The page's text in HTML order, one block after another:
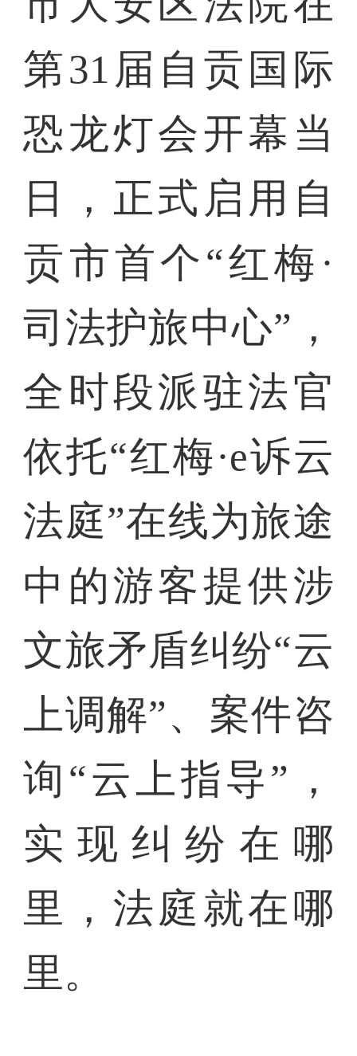
第31届自贡国际
恐龙灯会开幕当
日，正式启用自
贡市首个“红梅·
司法护旅中心”，
全时段派驻法官
依托“红梅·e诉云
法庭”在线为旅途
中的游客提供涉
文旅矛盾纠纷“云
上调解”、案件咨
询“云上指导”，
实现纠纷在哪
里，法庭就在哪
里。